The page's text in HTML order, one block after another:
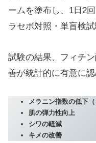
ームを塗布し、1日2
ラセボ対照・単盲検試
試験の結果、フィチ
善が統計的に有意に認
メラニン指数の低下（
肌の弾力性向上
シワの軽減
キメの改善